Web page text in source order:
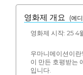
영화제 개요 (에
영화제 시작: 25
우마니메이션이
이 만든 호평받는
입니다.